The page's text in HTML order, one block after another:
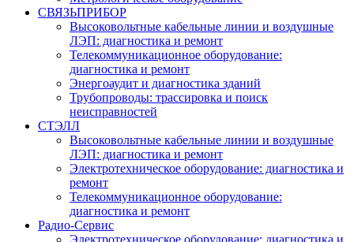
СВЯЗЬПРИБОР
Высоковольтные кабельные линии и воздушные
ЛЭП: диагностика и ремонт
Телекоммуникационное оборудование:
диагностика и ремонт
Энергоаудит и диагностика зданий
Трубопроводы: трассировка и поиск
неисправностей
СТЭЛЛ
Высоковольтные кабельные линии и воздушные
ЛЭП: диагностика и ремонт
Электротехническое оборудование: диагностика и
ремонт
Телекоммуникационное оборудование:
диагностика и ремонт
Радио-Cервис
Электротехническое оборудование: диагностика и